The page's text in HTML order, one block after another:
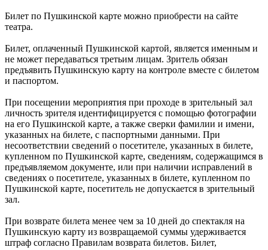
Билет по Пушкинской карте можно приобрести на сайте
театра.
Билет, оплаченный Пушкинской картой, является именным и
не может передаваться третьим лицам. Зритель обязан
предъявить Пушкинскую карту на контроле вместе с билетом
и паспортом.
При посещении мероприятия при проходе в зрительный зал
личность зрителя идентифицируется с помощью фотографии
на его Пушкинской карте, а также сверки фамилии и имени,
указанных на билете, с паспортными данными. При
несоответствии сведений о посетителе, указанных в билете,
купленном по Пушкинской карте, сведениям, содержащимся в
предъявляемом документе, или при наличии исправлений в
сведениях о посетителе, указанных в билете, купленном по
Пушкинской карте, посетитель не допускается в зрительный
зал.
При возврате билета менее чем за 10 дней до спектакля на
Пушкинскую карту из возвращаемой суммы удерживается
штраф согласно Правилам возврата билетов. Билет,